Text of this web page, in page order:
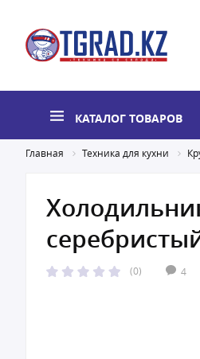
КАТАЛОГ ТОВАРОВ
Главная Техника для кухни
(0) 4